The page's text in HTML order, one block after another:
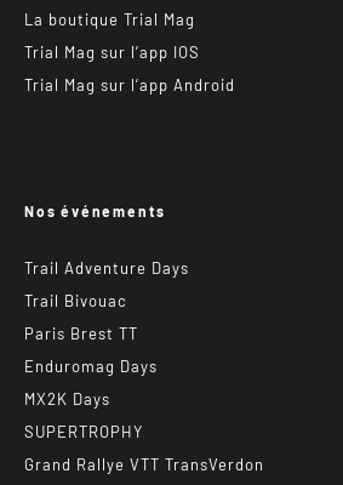
La boutique Trial Mag
Trial Mag sur l’app IOS
Trial Mag sur l’app Android
Nos événements
Trail Adventure Days
Trail Bivouac
Paris Brest TT
Enduromag Days
MX2K Days
SUPERTROPHY
Grand Rallye VTT TransVerdon